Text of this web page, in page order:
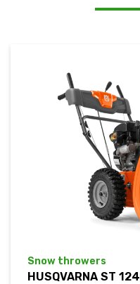
Snow throwers
HUSQVARNA ST 124